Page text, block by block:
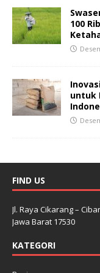
100
untuk
FIND US
Jl. Raya Cikarang –
Jawa Barat 17530
KATEGORI